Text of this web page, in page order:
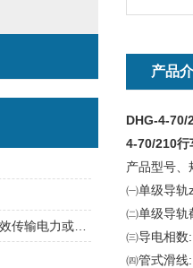
产品
DHG-4-70/
4-70/210行
产品型号、
㈠单级导轨
㈡单级导
㈢导电相数
㈣管式滑线